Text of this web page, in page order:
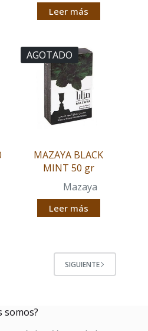
Leer más
AGOTADO
MAZAYA BLACK
MINT 50 gr
Mazaya
Leer más
SIGUIENTE
somos?